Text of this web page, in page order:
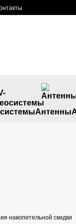
Антенны
накопительной скидки